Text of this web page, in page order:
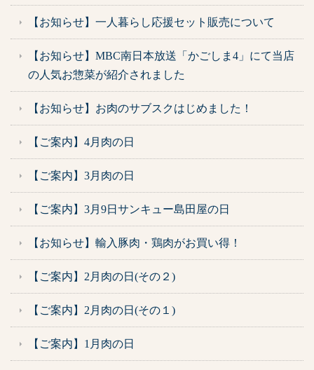
【お知らせ】一人暮らし応援セット販売について
【お知らせ】MBC南日本放送「かごしま4」にて当店
の人気お惣菜が紹介されました
【お知らせ】お肉のサブスクはじめました！
【ご案内】4月肉の日
【ご案内】3月肉の日
【ご案内】3月9日サンキュー島田屋の日
【お知らせ】輸入豚肉・鶏肉がお買い得！
【ご案内】2月肉の日(その２)
【ご案内】2月肉の日(その１)
【ご案内】1月肉の日